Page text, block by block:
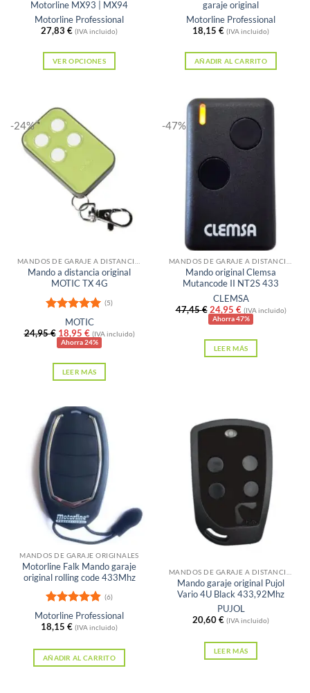
Motorline MX93 | MX94
Motorline Professional
27,83 € (IVA incluido)
VER OPCIONES
múltiples
variantes.
opciones
se
pueden
elegir
la
página
producto
garaje original
Motorline Professional
18,15 € (IVA incluido)
AÑADIR AL CARRITO
-24%
Mando a distancia original
MOTIC TX 4G
Valorado
con5de 5
(5)
MOTIC
24,95€ El
precio
era:
24,95 €.
18,95 €El
precio
es:
18,95 €.
(IVA incluido)
Ahorra 24%
LEER MÁS
-47%
Sin existencias
Mando original Clemsa
Mutancode II NT2S 433
CLEMSA
47,45€ El
precio
era:
47,45 €.
24,95 €El
precio
es:
24,95 €.
(IVA incluido)
Ahorra 47%
LEER MÁS
MANDOS DE GARAJE ORIGINALES
Motorline Falk Mando garaje
original rolling code 433Mhz
Valorado
con4.83
de 5
(6)
Motorline Professional
18,15 € (IVA incluido)
AÑADIR AL CARRITO
Mando garaje original Pujol
Vario 4U Black 433,92Mhz
PUJOL
20,60€ (IVA incluido)
LEER MÁS